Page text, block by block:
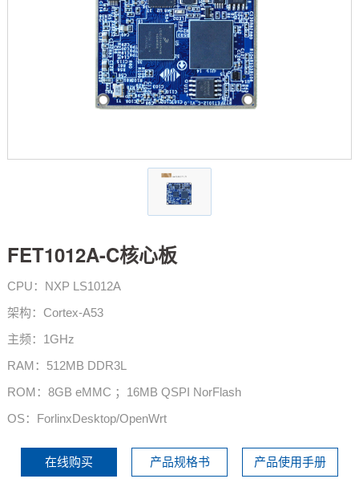
FET1012A-C核心板
CPU：NXP LS1012A
架构：Cortex-A53
主频：1GHz
RAM：512MB DDR3L
ROM：8GB eMMC ；16MB QSPI NorFlash
OS：ForlinxDesktop/OpenWrt
在线购买 产品规格书 产品使用手册